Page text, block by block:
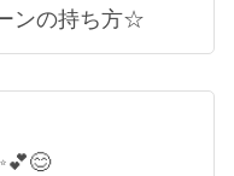
ンの持ち方☆